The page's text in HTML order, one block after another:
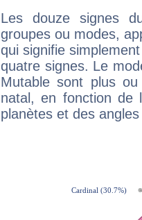
Les douze signes
groupes ou modes,
qui signifie
quatre signes. Le
Mutable sont plus
natal, en fonction de
planètes et des